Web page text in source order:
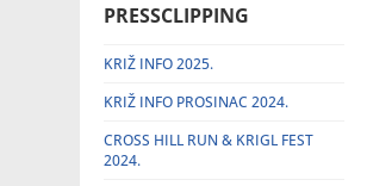
PRESSCLIPPING
KRIŽ INFO 2025.
KRIŽ INFO PROSINAC 2024.
CROSS HILL RUN & KRIGL FEST
2024.